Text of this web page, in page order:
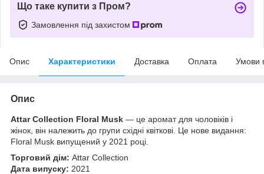
Що таке купити з Пром?
Замовлення під захистом
Опис Характеристики Доставка Оплата Умови
Опис
Attar Collection Floral Musk — це аромат для чоловіків і
жінок, він належить до групи східні квіткові. Це нове видання:
Floral Musk випущений у 2021 році.
Торговий дім: Attar Collection
Дата випуску: 2021